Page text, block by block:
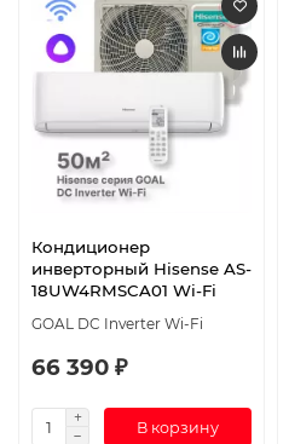
Кондиционер
инверторный Hisense AS-
18UW4RMSCA01 Wi-Fi
GOAL DC Inverter Wi-Fi
66 390 ₽
В корзину